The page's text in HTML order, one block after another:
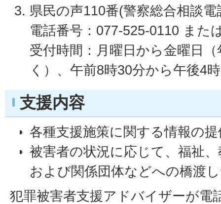
県民の声110番(警察総合相談電
電話番号：077-525-0110 また
受付時間：月曜日から金曜日
く）、午前8時30分から午後4
支援内容
各種支援施策に関する情報の提
被害者の状況に応じて、福祉
および関係団体などへの橋渡
犯罪被害者支援アドバイザーが電